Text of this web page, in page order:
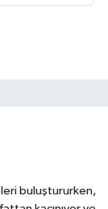
buluştururken,